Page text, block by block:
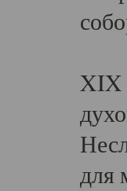
XIX
для